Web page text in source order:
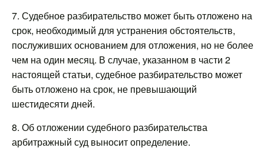
7. Судебное разбирательство может быть отложено на
срок, необходимый для устранения обстоятельств,
послуживших основанием для отложения, но не более
чем на один месяц. В случае, указанном в части 2
настоящей статьи, судебное разбирательство может
быть отложено на срок, не превышающий
шестидесяти дней.
8. Об отложении судебного разбирательства
арбитражный суд выносит определение.